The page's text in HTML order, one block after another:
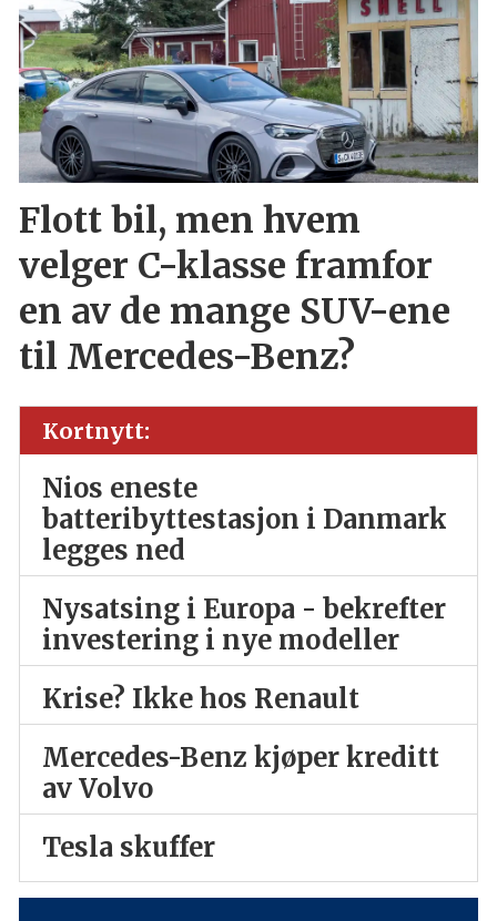
Flott bil, men hvem
velger C-klasse framfor
en av de mange SUV-ene
til Mercedes-Benz?
Kortnytt:
Nios eneste
batteribyttestasjon i Danmark
legges ned
Nysatsing i Europa - bekrefter
investering i nye modeller
Krise? Ikke hos Renault
Mercedes-Benz kjøper kreditt
av Volvo
Tesla skuffer